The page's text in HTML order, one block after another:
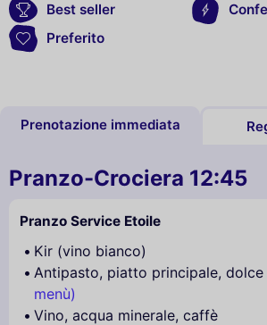
Best seller
Preferito
Prenotazione immediata
Pranzo-Crociera 12:45
Pranzo Service Etoile
Kir (vino bianco)
Antipasto, piatto principale, dolce
menù)
Vino, acqua minerale, caffè